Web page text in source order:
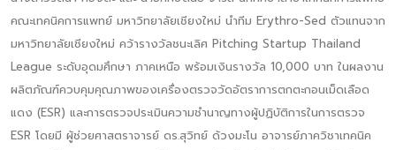
คณะเทคนิคการแพทย์ มหาวิทยาลัยเชียงใหม่ นำทีม Erythro-Sed ตัวแทนจาก
มหาวิทยาลัยเชียงใหม่ คว้ารางวัลชนะเลิศ Pitching Startup Thailand
League ระดับอุดมศึกษา ภาคเหนือ พร้อมเงินรางวัล 10,000 บาท ในผลงาน
ผลิตภัณฑ์ควบคุมคุณภาพของเครื่องตรวจวัดอัตราการตกตะกอนเม็ดเลือด
แดง (ESR) และการตรวจประเมินความชำนาญทางผู้ปฏิบัติการในการตรวจ
ESR โดยมี ผู้ช่วยศาสตราจารย์ ดร.สุวิทย์ ด้วงมะโน อาจารย์ภาควิชาเทคนิค